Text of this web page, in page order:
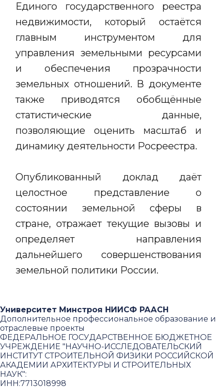
Единого государственного реестра
недвижимости, который остаётся
главным инструментом для
управления земельными ресурсами
и обеспечения прозрачности
земельных отношений. В документе
также приводятся обобщённые
статистические данные,
позволяющие оценить масштаб и
динамику деятельности Росреестра.
Опубликованный доклад даёт
целостное представление о
состоянии земельной сферы в
стране, отражает текущие вызовы и
определяет направления
дальнейшего совершенствования
земельной политики России.
Университет Минстроя НИИСФ РААСН
Дополнительное профессиональное образование и
отраслевые проекты
ФЕДЕРАЛЬНОЕ ГОСУДАРСТВЕННОЕ БЮДЖЕТНОЕ
УЧРЕЖДЕНИЕ "НАУЧНО-ИССЛЕДОВАТЕЛЬСКИЙ
ИНСТИТУТ СТРОИТЕЛЬНОЙ ФИЗИКИ РОССИЙСКОЙ
АКАДЕМИИ АРХИТЕКТУРЫ И СТРОИТЕЛЬНЫХ
НАУК":
ИНН:7713018998